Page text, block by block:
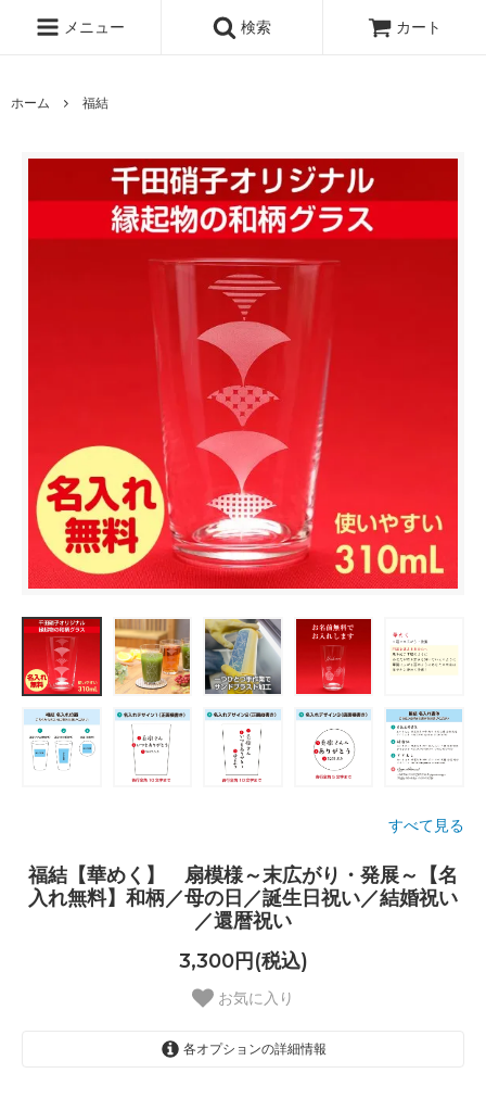
メニュー 検索 カート
ホーム 福結
すべて見る
福結【華めく】 扇模様～末広がり・発展～【名
入れ無料】和柄／母の日／誕生日祝い／結婚祝い
／還暦祝い
3,300円(税込)
お気に入り
各オプションの詳細情報